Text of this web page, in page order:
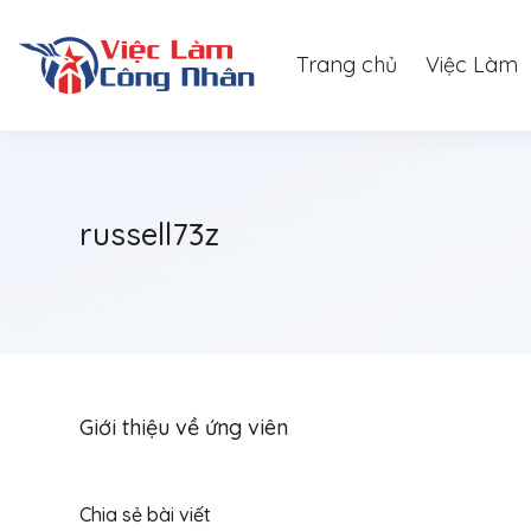
Trang chủ Việc Làm
russell73z
Giới thiệu về ứng viên
Chia sẻ bài viết